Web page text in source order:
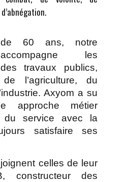
60 ans, notre
les
travaux publics,
l’agriculture, du
Axyom a su
approche métier
service avec la
satisfaire ses
celles de leur
constructeur des